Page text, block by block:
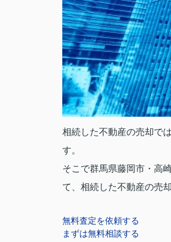
相続した不動産の売却で
す。
そこで群馬県藤岡市・高
て、相続した不動産の売
無料査定を依頼する
まずは無料相談する